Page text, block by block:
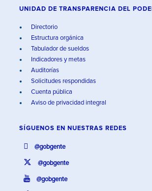
UNIDAD DE TRANSPARENCIA DEL
Directorio
Estructura orgánica
Tabulador de sueldos
Indicadores y metas
Auditorías
Solicitudes respondidas
Cuenta pública
Aviso de privacidad integral
SÍGUENOS EN NUESTRAS REDES
@gobgente
@gobgente
@gobgente